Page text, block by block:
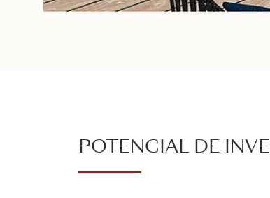
POTENCIAL DE